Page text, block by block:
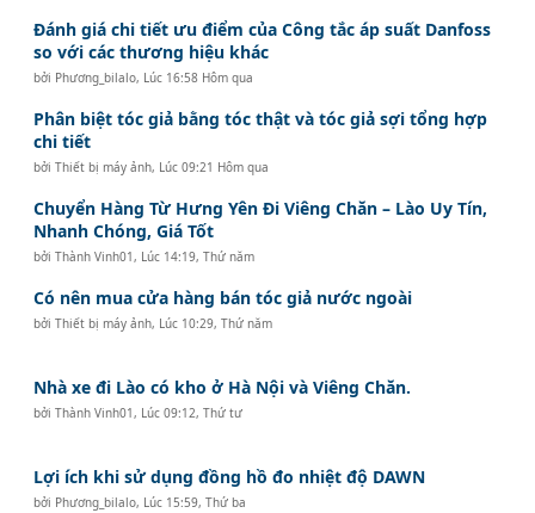
Đánh giá chi tiết ưu điểm của Công tắc áp suất Danfoss
so với các thương hiệu khác
bởi Phương_bilalo, Lúc 16:58 Hôm qua
Phân biệt tóc giả bằng tóc thật và tóc giả sợi tổng hợp
chi tiết
bởiThiết bị máy ảnh, Lúc 09:21 Hôm qua
Chuyển Hàng Từ Hưng Yên Đi Viêng Chăn – Lào Uy Tín,
Nhanh Chóng, Giá Tốt
bởiThành Vinh01, Lúc 14:19, Thứ năm
Có nên mua cửa hàng bán tóc giả nước ngoài
bởiThiết bị máy ảnh, Lúc 10:29, Thứ năm
Nhà xe đi Lào có kho ở Hà Nội và Viêng Chăn.
bởiThành Vinh01, Lúc 09:12, Thứ tư
Lợi ích khi sử dụng đồng hồ đo nhiệt độ DAWN
bởi Phương_bilalo, Lúc 15:59, Thứ ba